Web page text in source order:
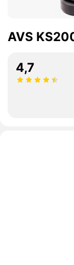
AVS
4,7